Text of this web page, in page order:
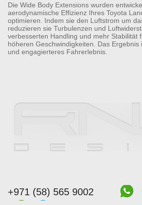
Die Wide Body Extensions wurden
aerodynamische Effizienz Ihres Toyota
optimieren. Indem sie den Luftstrom um
reduzieren sie Turbulenzen und
verbesserten Handling und mehr Stabilität
höheren Geschwindigkeiten. Das
und engagierteres Fahrerlebnis.
+971 (58) 565 9002